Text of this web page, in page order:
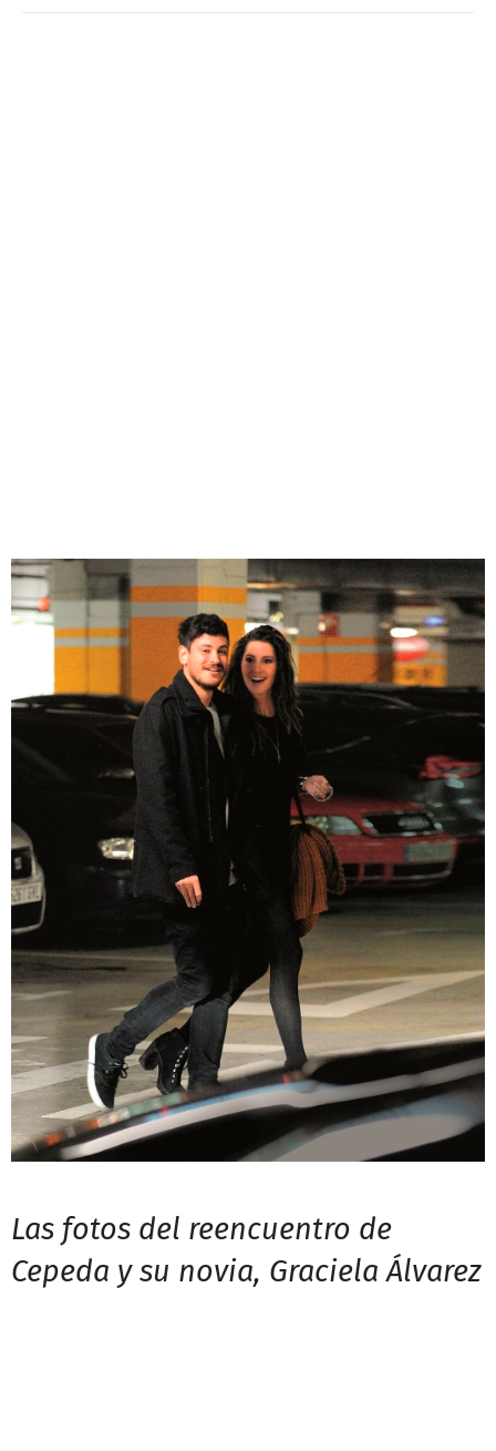
Las fotos del reencuentro de
Cepeda y su novia, Graciela Álvarez